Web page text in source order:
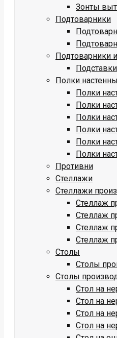
Зонты
Подтоварники
Подтоварники
Полки
Полки
Полки
Полки
Полки
Полки
Полки
Противни
Стеллажи
Стеллажи
Стеллаж
Стеллаж
Стеллаж
Стеллаж
Столы
Столы
Столы
Стол на
Стол на
Стол на
Стол на